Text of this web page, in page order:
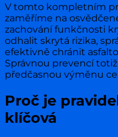
V tomto kompletním
zaměříme na
zachování funkčnosti
odhalit skrytá rizika,
efektivně chránit
Správnou prevencí
předčasnou výměnu
Proč je
klíčová